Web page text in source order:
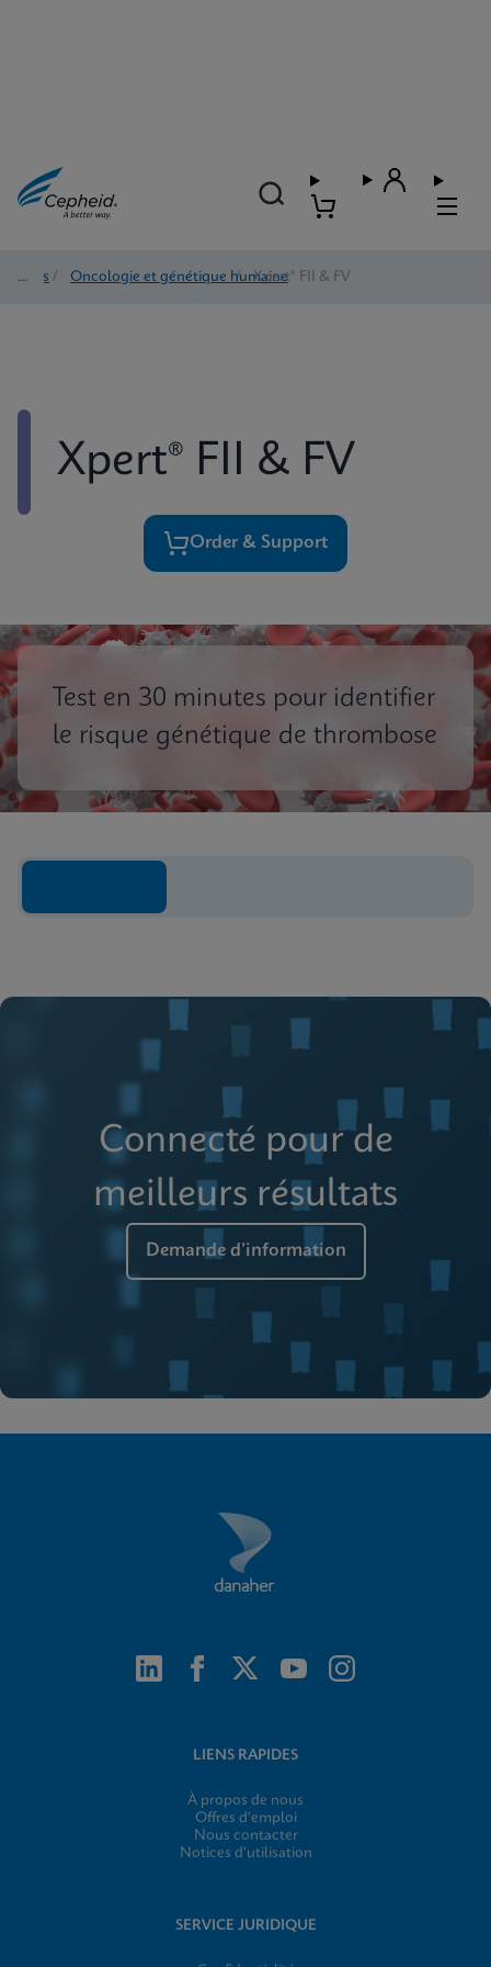
Tests / Oncologie et génétique humaine
/ Xpert® FII & FV
Xpert® FII & FV
Order & Support
Test en 30 minutes pour identifier
le risque génétique de thrombose
Connecté pour de
meilleurs résultats
Demande d’information
LIENS RAPIDES
À propos de nous
Offres d'emploi
Nous contacter
Notices d'utilisation
SERVICE JURIDIQUE